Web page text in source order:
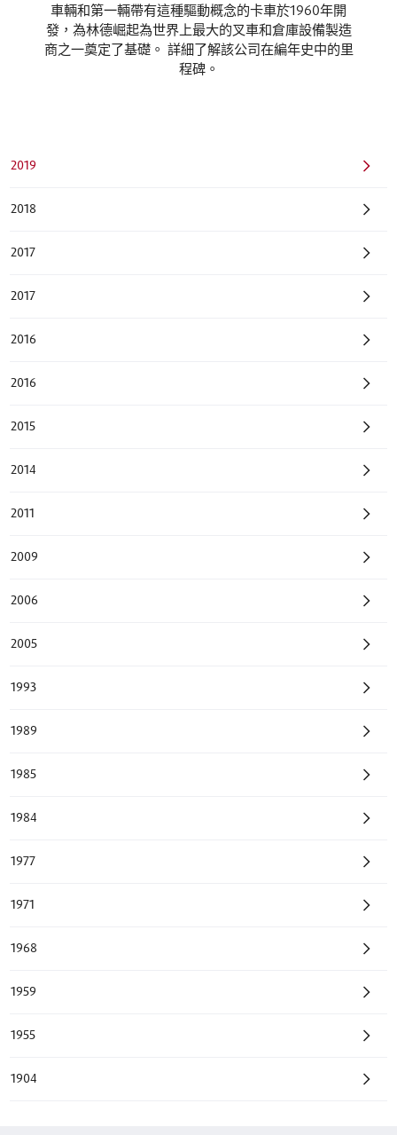
車輛和第一輛帶有這種驅動概念的卡車於1960年開
發，為林德崛起為世界上最大的叉車和倉庫設備製造
商之一奠定了基礎。 詳細了解該公司在編年史中的里
程碑。
2019
2018
2017
2017
2016
2016
2015
2014
2011
2009
2006
2005
1993
1989
1985
1984
1977
1971
1968
1959
1955
1904